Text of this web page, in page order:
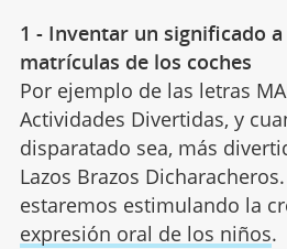
1 - Inventar un significado
matrículas de los coches
Por ejemplo de las letras
Actividades Divertidas, y
disparatado sea, más
Lazos Brazos
estaremos estimulando la
expresión oral de los niños.